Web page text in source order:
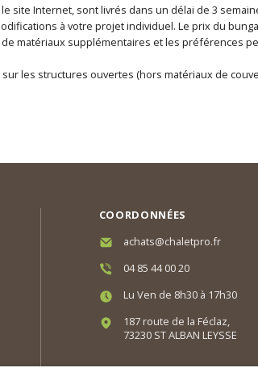
site Internet, sont livrés dans un délai de 3
à votre projet individuel. Le prix du
matériaux supplémentaires et les préférences
les structures ouvertes (hors matériaux de
COORDONNÉES
achats@chaletpro.fr
04 85 44 00 20
Lu Ven de 8h30 à 17h30
187 route de la Féclaz,
73230 ST ALBAN LEYSSE